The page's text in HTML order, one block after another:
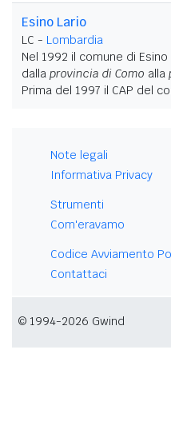
Esino Lario
LC - Lombardia
Nel 1992 il comune di
dalla provincia di Como alla
Prima del 1997 il CAP del
Note legali
Informativa Privacy
Strumenti
Com'eravamo
Codice Avviamento
Contattaci
© 1994-2026 Gwind